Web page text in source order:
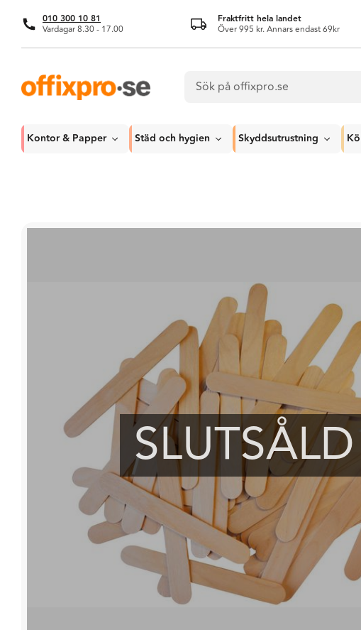
010 300 10 81
Vardagar 8.30 - 17.00
Fraktfritt hela landet
Över 995 kr. Annars endast 69kr
Kontor & Papper Städ och hygien Skyddsutrustning
SLUTSÅLD